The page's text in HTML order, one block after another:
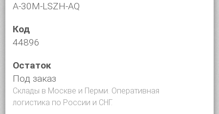
A-30M-LSZH-AQ
Код
44896
Остаток
Под заказ
Склады в Москве и Перми. Оперативная
логистика по России и СНГ.